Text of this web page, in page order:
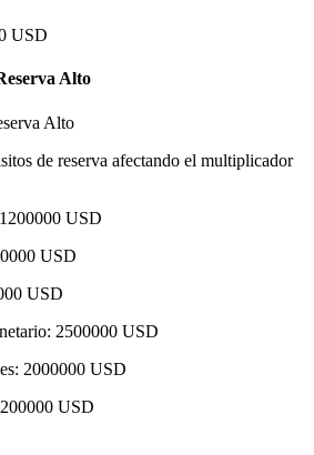
USD
Alto
Alto
de reserva afectando el multiplicador
1200000 USD
USD
USD
: 2500000 USD
: 2000000 USD
USD